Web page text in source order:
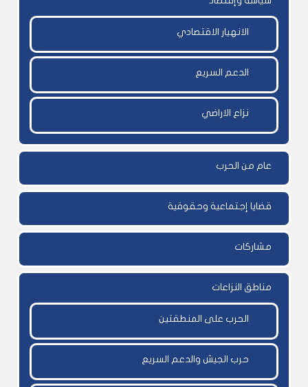
الانهيار الاقتصادي
الدعم السريع
نزاع الاراضي
عام من الحرب
قضايا إجتماعية وحقوقية
مشاركات
مناطق النزاعات
الحرب على المنطقتين
حرب الجيش والدعم السريع